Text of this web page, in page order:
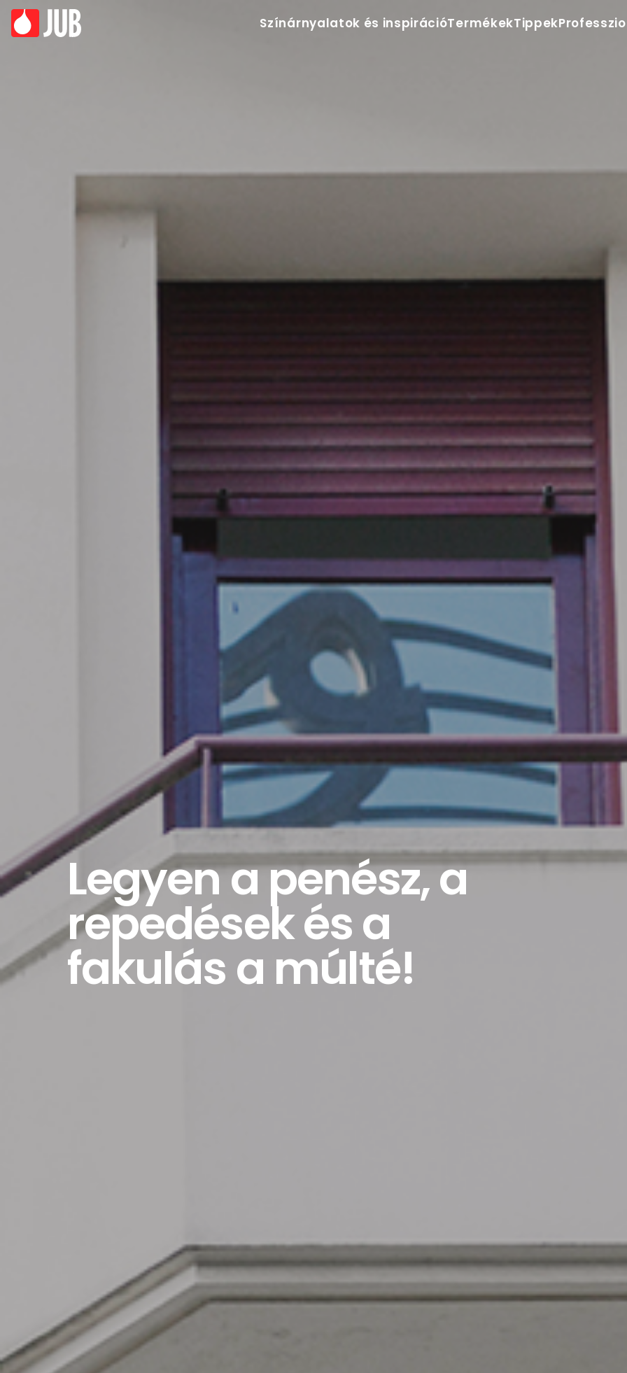
Színárnyalatok és inspirációTermékekTippek
Legyen a penész, a
repedések és a
fakulás a múlté!